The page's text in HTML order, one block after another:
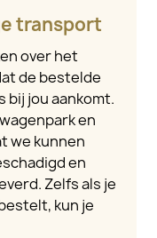
transport
over het
de bestelde
bij jou aankomt.
en
we kunnen
en
Zelfs als je
kun je